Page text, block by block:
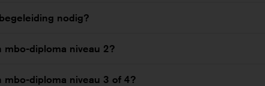
nodig?
mbo-diploma niveau 2?
mbo-diploma niveau 3 of 4?